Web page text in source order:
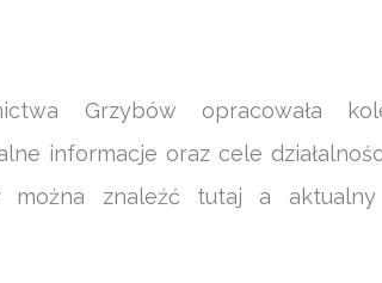
Grzybów opracowała
informacje oraz cele
można znaleźć tutaj a